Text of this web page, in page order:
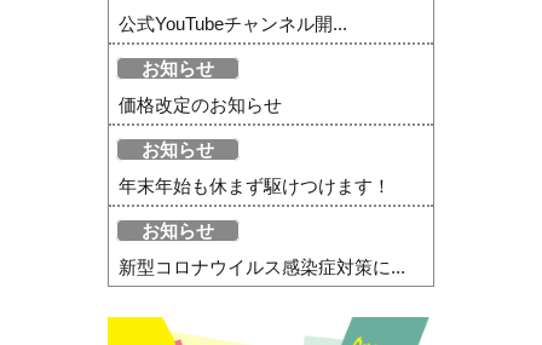
公式YouTubeチャンネル開...
お知らせ
価格改定のお知らせ
お知らせ
年末年始も休まず駆けつけます！
お知らせ
新型コロナウイルス感染症対策に...